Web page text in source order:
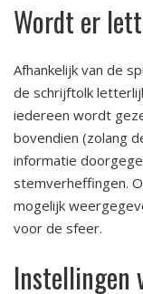
Wordt er
Afhankelijk van de
de schrijftolk
iedereen wordt
bovendien (zolang
informatie
stemverheffingen.
mogelijk
voor de sfeer.
Instellingen